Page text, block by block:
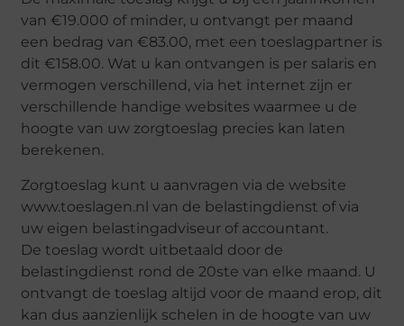
van €19.000 of minder, u ontvangt per maand
een bedrag van €83.00, met een toeslagpartner is
dit €158.00. Wat u kan ontvangen is per salaris en
vermogen verschillend, via het internet zijn er
verschillende handige websites waarmee u de
hoogte van uw zorgtoeslag precies kan laten
berekenen.
Zorgtoeslag kunt u aanvragen via de website
www.toeslagen.nl van de belastingdienst of via
uw eigen belastingadviseur of accountant.
De toeslag wordt uitbetaald door de
belastingdienst rond de 20ste van elke maand. U
ontvangt de toeslag altijd voor de maand erop, dit
kan dus aanzienlijk schelen in de hoogte van uw